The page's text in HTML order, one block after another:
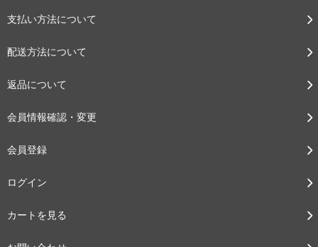
支払い方法について
配送方法について
返品について
会員情報確認・変更
会員登録
ログイン
カートを見る